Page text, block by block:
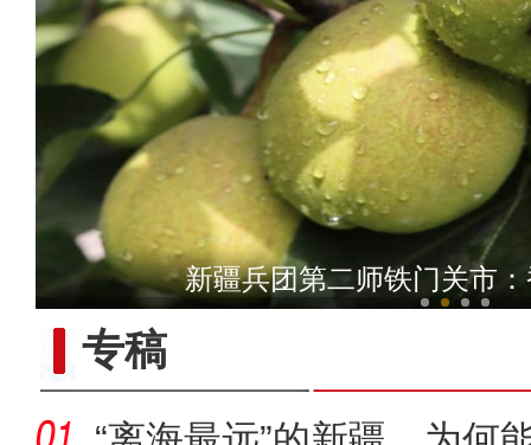
新疆青河：再现国家一
新疆兵团第二师铁门关市
专稿